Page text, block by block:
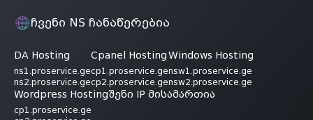
ჩვენი NS ჩანაწერებია
DA Hosting
ns1.proservice.ge
ns2.proservice.ge
Cpanel Hosting
cp1.proservice.ge
cp2.proservice.ge
Windows Hosting
nsw1.proservice.ge
nsw2.proservice.ge
Wordpress Hosting
cp1.proservice.ge
შენი IP მისამართია